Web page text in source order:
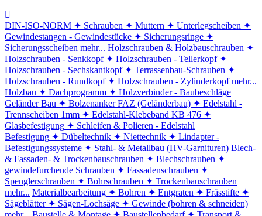
DIN-ISO-NORM ✦ Schrauben ✦ Muttern ✦ Unterlegscheiben ✦
Gewindestangen - Gewindestücke ✦ Sicherungsringe ✦
Sicherungsscheiben mehr... Holzschrauben & Holzbauschrauben ✦
Holzschrauben - Senkkopf ✦ Holzschrauben - Tellerkopf ✦
Holzschrauben - Sechskantkopf ✦ Terrassenbau-Schrauben ✦
Holzschrauben - Rundkopf ✦ Holzschrauben - Zylinderkopf mehr...
Holzbau ✦ Dachprogramm ✦ Holzverbinder - Baubeschläge
Geländer Bau ✦ Bolzenanker FAZ (Geländerbau) ✦ Edelstahl -
Trennscheiben 1mm ✦ Edelstahl-Klebeband KB 476 ✦
Glasbefestigung ✦ Schleifen & Polieren - Edelstahl
Befestigung ✦ Dübeltechnik ✦ Niettechnik ✦ Lindapter -
Befestigungssysteme ✦ Stahl- & Metallbau (HV-Garnituren) Blech-
& Fassaden- & Trockenbauschrauben ✦ Blechschrauben ✦
gewindefurchende Schrauben ✦ Fassadenschrauben ✦
Spenglerschrauben ✦ Bohrschrauben ✦ Trockenbauschrauben
mehr... Materialbearbeitung ✦ Bohren ✦ Entgraten ✦ Frässtifte ✦
Sägeblätter ✦ Sägen-Lochsäge ✦ Gewinde (bohren & schneiden)